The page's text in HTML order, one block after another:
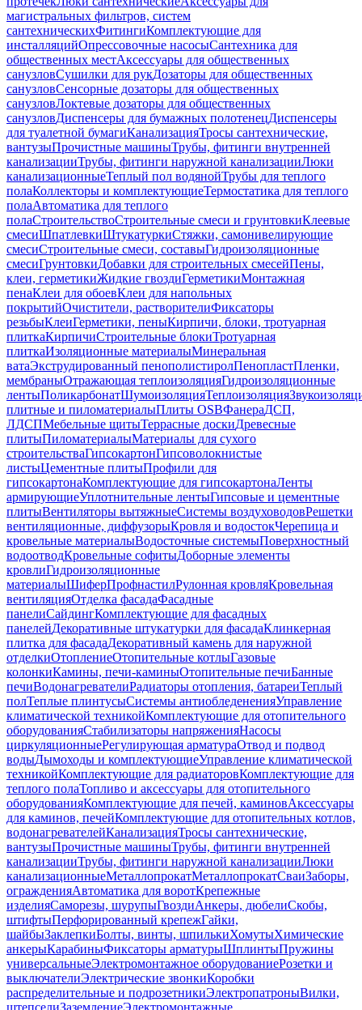
магистральных фильтров, систем
сантехническихФитингиКомплектующие для
инсталляцийОпрессовочные насосыСантехника для
общественных местАксессуары для общественных
санузловСушилки для рукДозаторы для общественных
санузловСенсорные дозаторы для общественных
санузловЛоктевые дозаторы для общественных
санузловДиспенсеры для бумажных полотенецДиспенсеры
для туалетной бумагиКанализацияТросы сантехнические,
вантузыПрочистные машиныТрубы, фитинги внутренней
канализацииТрубы, фитинги наружной канализацииЛюки
канализационныеТеплый пол водянойТрубы для теплого
полаКоллекторы и комплектующиеТермостатика для теплого
полаАвтоматика для теплого
полаСтроительствоСтроительные смеси и грунтовкиКлеевые
смесиШпатлевкиШтукатуркиСтяжки, самонивелирующие
смесиСтроительные смеси, составыГидроизоляционные
смесиГрунтовкиДобавки для строительных смесейПены,
клеи, герметикиЖидкие гвоздиГерметикиМонтажная
пенаКлеи для обоевКлеи для напольных
покрытийОчистители, растворителиФиксаторы
резьбыКлеиГерметики, пеныКирпичи, блоки, тротуарная
плиткаКирпичиСтроительные блокиТротуарная
плиткаИзоляционные материалыМинеральная
ватаЭкструдированный пенополистиролПенопластПленки,
мембраныОтражающая теплоизоляцияГидроизоляционные
лентыПоликарбонатШумоизоляцияТеплоизоляция
плитные и пиломатериалыПлиты OSBФанераДСП,
ЛДСПМебельные щитыТеррасные доскиДревесные
плитыПиломатериалыМатериалы для сухого
строительстваГипсокартонГипсоволокнистые
листыЦементные плитыПрофили для
гипсокартонаКомплектующие для гипсокартонаЛенты
армирующиеУплотнительные лентыГипсовые и цементные
плитыВентиляторы вытяжныеСистемы воздуховодовРешетки
вентиляционные, диффузорыКровля и водостокЧерепица и
кровельные материалыВодосточные системыПоверхностный
водоотводКровельные софитыДоборные элементы
кровлиГидроизоляционные
материалыШиферПрофнастилРулонная кровляКровельная
вентиляцияОтделка фасадаФасадные
панелиСайдингКомплектующие для фасадных
панелейДекоративные штукатурки для фасадаКлинкерная
плитка для фасадаДекоративный камень для наружной
отделкиОтоплениеОтопительные котлыГазовые
колонкиКамины, печи-каминыОтопительные печиБанные
печиВодонагревателиРадиаторы отопления, батареиТеплый
полТеплые плинтусыСистемы антиобледененияУправление
климатической техникойКомплектующие для отопительного
оборудованияСтабилизаторы напряженияНасосы
циркуляционныеРегулирующая арматураОтвод и подвод
водыДымоходы и комплектующиеУправление климатической
техникойКомплектующие для радиаторовКомплектующие для
теплого полаТопливо и аксессуары для отопительного
оборудованияКомплектующие для печей, каминовАксессуары
для каминов, печейКомплектующие для отопительных котлов,
водонагревателейКанализацияТросы сантехнические,
вантузыПрочистные машиныТрубы, фитинги внутренней
канализацииТрубы, фитинги наружной канализацииЛюки
канализационныеМеталлопрокатМеталлопрокатСваиЗаборы,
огражденияАвтоматика для воротКрепежные
изделияСаморезы, шурупыГвоздиАнкеры, дюбелиСкобы,
штифтыПерфорированный крепежГайки,
шайбыЗаклепкиБолты, винты, шпилькиХомутыХимические
анкерыКарабиныФиксаторы арматурыШплинтыПружины
универсальныеЭлектромонтажное оборудованиеРозетки и
выключателиЭлектрические звонкиКоробки
распределительные и подрозетникиЭлектропатроныВилки,
штепселиЗаземлениеЭлектромонтажные